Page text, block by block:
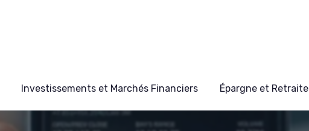
Investissements et Marchés Financiers Épargne et Retraite